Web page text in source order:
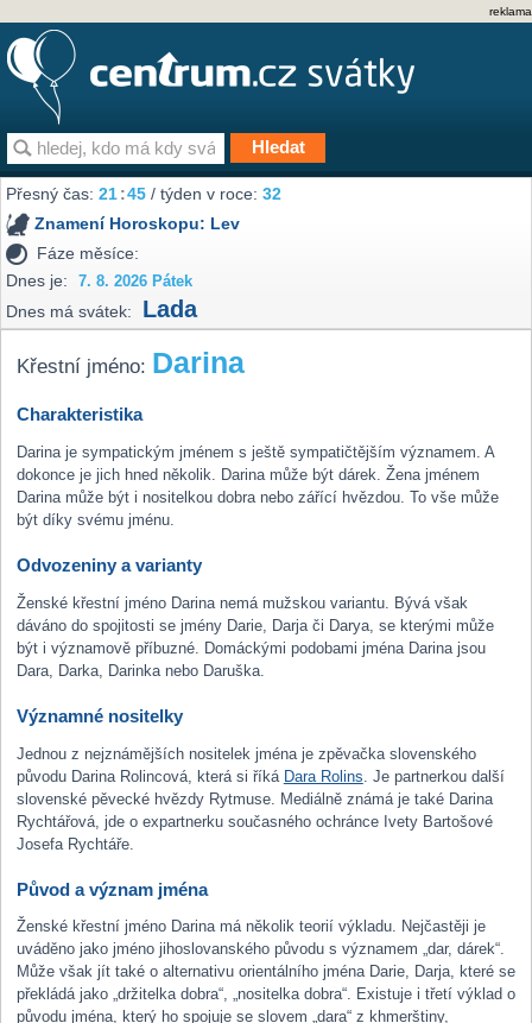
reklama
Přesný čas:21 45 / týden v roce:32
Znamení Horoskopu: Lev
Fáze měsíce:
Dnes je:
7. 8. 2026 Pátek
Dnes má svátek: Lada
Křestní jméno: Darina
Charakteristika
Darina je sympatickým jménem s ještě sympatičtějším významem. A
dokonce je jich hned několik. Darina může být dárek. Žena jménem
Darina může být i nositelkou dobra nebo zářící hvězdou. To vše může
být díky svému jménu.
Odvozeniny a varianty
Ženské křestní jméno Darina nemá mužskou variantu. Bývá však
dáváno do spojitosti se jmény Darie, Darja či Darya, se kterými může
být i významově příbuzné. Domáckými podobami jména Darina jsou
Dara, Darka, Darinka nebo Daruška.
Významné nositelky
Jednou z nejznámějších nositelek jména je zpěvačka slovenského
původu Darina Rolincová, která si říká Dara Rolins . Je partnerkou další
slovenské pěvecké hvězdy Rytmuse. Mediálně známá je také Darina
Rychtářová, jde o expartnerku současného ochránce Ivety Bartošové
Josefa Rychtáře.
Původ a význam jména
Ženské křestní jméno Darina má několik teorií výkladu. Nejčastěji je
uváděno jako jméno jihoslovanského původu s významem „dar, dárek“.
Může však jít také o alternativu orientálního jména Darie, Darja, které se
překládá jako „držitelka dobra“, „nositelka dobra“. Existuje i třetí výklad o
původu jména, který ho spojuje se slovem „dara“ z khmerštiny,